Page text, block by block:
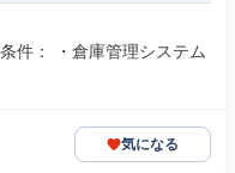
件： ・倉庫管理システム
気になる